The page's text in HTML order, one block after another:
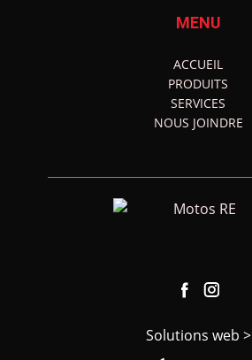
MENU
ACCUEIL
PRODUITS
SERVICES
NOUS JOINDRE
Solutions web >